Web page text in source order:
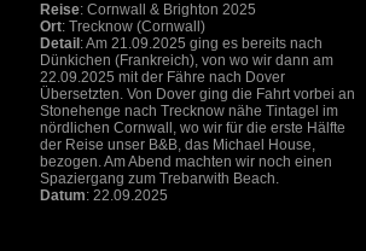
Reise: Cornwall & Brighton 2025
Ort: Trecknow (Cornwall)
Detail : Am 21.09.2025 ging es bereits nach
Dünkichen (Frankreich), von wo wir dann am
22.09.2025 mit der Fähre nach Dover
Übersetzten. Von Dover ging die Fahrt vorbei an
Stonehenge nach Trecknow nähe Tintagel im
nördlichen Cornwall, wo wir für die erste Hälfte
der Reise unser B&B, das Michael House,
bezogen. Am Abend machten wir noch einen
Spaziergang zum Trebarwith Beach.
Datum: 22.09.2025